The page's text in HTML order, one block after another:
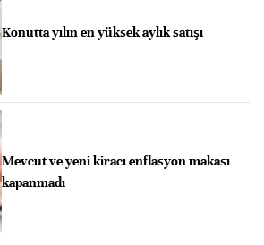
Konutta yılın en yüksek aylık satışı
Mevcut ve yeni kiracı enflasyon makası
kapanmadı